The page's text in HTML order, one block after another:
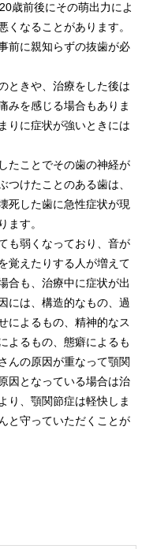
歳前後にその萌出力によ
くなることがあります。
前に親知らずの抜歯が必
ときや、治療をした後は
みを感じる場合もありま
りに症状が強いときには
たことでその歯の神経が
つけたことのある歯は、
死した歯に急性症状が現
ます。
も弱くなっており、音が
覚えたりする人が増えて
合も、治療中に症状が出
には、構造的なもの、過
によるもの、精神的なス
よるもの、態癖によるも
んの原因が重なって顎関
因となっている場合は治
り、顎関節症は軽快しま
と守っていただくことが